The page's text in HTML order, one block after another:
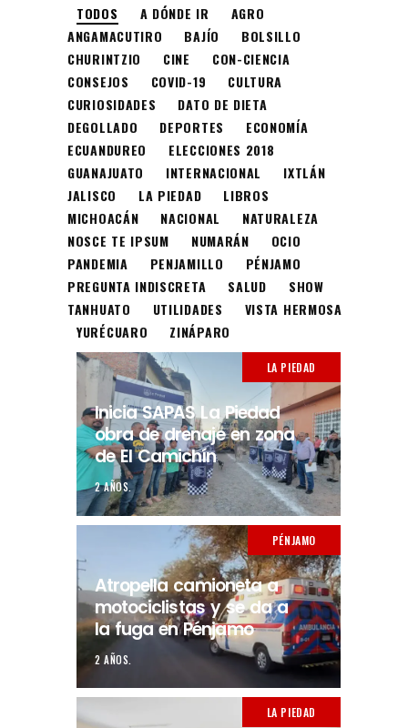
TODOS A DÓNDE IR
AGRO
ANGAMACUTIRO
BAJÍO
BOLSILLO
CHURINTZIO
CINE
CON-CIENCIA
CONSEJOS
COVID-19
CULTURA
CURIOSIDADES
DATO DE DIETA
DEGOLLADO
DEPORTES
ECONOMÍA
ECUANDUREO
ELECCIONES 2018
GUANAJUATO
INTERNACIONAL
IXTLÁN
JALISCO
LA PIEDAD
LIBROS
MICHOACÁN
NACIONAL
NATURALEZA
NOSCE TE IPSUM
NUMARÁN
OCIO
PANDEMIA
PENJAMILLO
PÉNJAMO
PREGUNTA INDISCRETA
SALUD
SHOW
TANHUATO
UTILIDADES
VISTA HERMOSA
YURÉCUARO
ZINÁPARO
LA PIEDAD
Inicia SAPAS La Piedad
obra de drenaje en zona
de El Camichín
2 AÑOS.
PÉNJAMO
Atropella camioneta a
motociclistas y se da a
la fuga en Pénjamo
2 AÑOS.
LA PIEDAD